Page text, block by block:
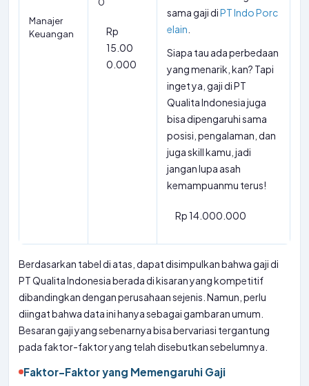
Manajer
Keuangan
Rp
15.00
0.000
sama gaji diPT Indo Porc
elain
Siapa tau ada perbedaan
yang menarik, kan? Tapi
inget ya, gaji di PT
Qualita Indonesia juga
bisa dipengaruhi sama
posisi, pengalaman, dan
juga skill kamu, jadi
jangan lupa asah
kemampuanmu terus!
Rp 14.000.000
Berdasarkan tabel di atas, dapat disimpulkan bahwa gaji di
PT Qualita Indonesia berada di kisaran yang kompetitif
dibandingkan dengan perusahaan sejenis. Namun, perlu
diingat bahwa data ini hanya sebagai gambaran umum.
Besaran gaji yang sebenarnya bisa bervariasi tergantung
pada faktor-faktor yang telah disebutkan sebelumnya.
Faktor-Faktor yang Memengaruhi Gaji